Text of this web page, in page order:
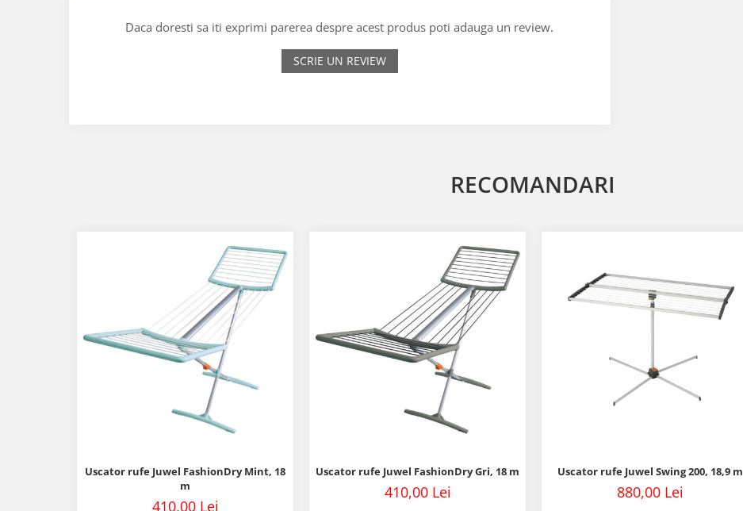
Daca doresti sa iti exprimi parerea despre acest produs poti adauga un review.
SCRIE UN REVIEW
RECOMANDARI
Uscator rufe Juwel FashionDry Mint, 18
m
410,00 Lei
Uscator rufe Juwel FashionDry Gri, 18 m
410,00 Lei
Uscator rufe Juwel Swing 200, 18,9 m
880,00 Lei